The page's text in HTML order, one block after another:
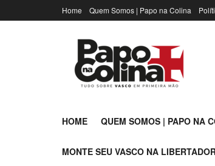
Home Quem Somos | Papo na Colina
HOME QUEM SOMOS | PAPO NA
MONTE SEU VASCO NA